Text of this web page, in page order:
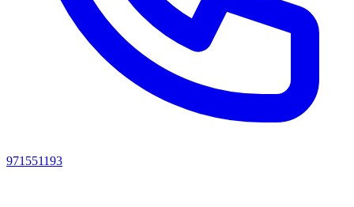
971551193